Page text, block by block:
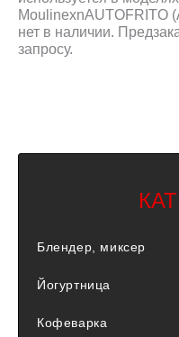
MoulinexnAUTOFRITO
нет в наличии.
запросу.
Блендер, миксер
Йогуртница
Кофеварка